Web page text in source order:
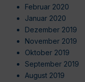
Februar 2020
Januar 2020
Dezember 2019
November 2019
Oktober 2019
September 2019
August 2019